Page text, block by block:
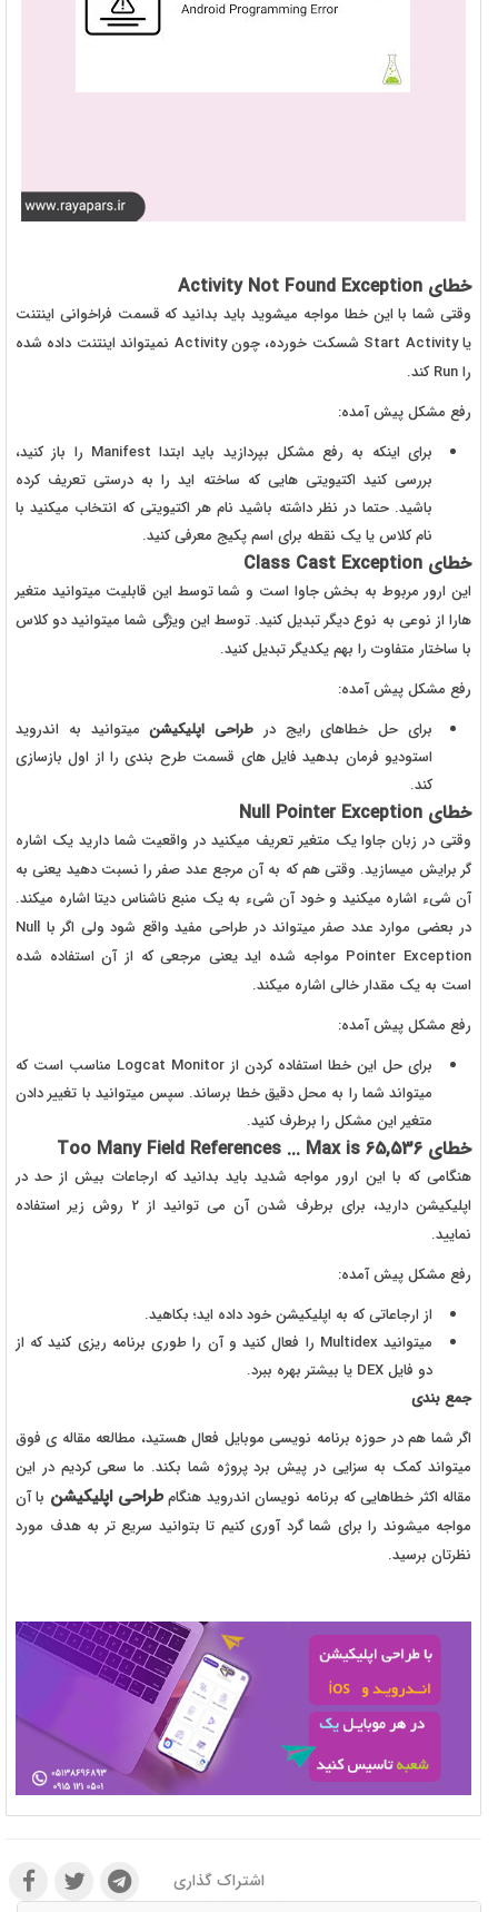
خطای Activity Not Found Exception
وقتی شما با این خطا مواجه میشوید باید بدانید که قسمت فراخوانی اینتنت
یا Start Activity شسکت خورده، چون Activity نمیتواند اینتنت داده شده
را Run کند.
رفع مشکل پیش آمده:
برای اینکه به رفع مشکل بپردازید باید ابتدا Manifest را باز کنید،
بررسی کنید اکتیویتی هایی که ساخته اید را به درستی تعریف کرده
باشید. حتما در نظر داشته باشید نام هر اکتیویتی که انتخاب میکنید با
نام کلاس یا یک نقطه برای اسم پکیج معرفی کنید.
خطای Class Cast Exception
این ارور مربوط به بخش جاوا است و شما توسط این قابلیت میتوانید متغیر
هارا از نوعی به نوع دیگر تبدیل کنید. توسط این ویژگی شما میتوانید دو کلاس
با ساختار متفاوت را بهم یکدیگر تبدیل کنید.
رفع مشکل پیش آمده:
برای حل خطاهای رایج در طراحی اپلیکیشنمیتوانید به اندروید
استودیو فرمان بدهید فایل های قسمت طرح بندی را از اول بازسازی
کند.
خطای Null Pointer Exception
وقتی در زبان جاوا یک متغیر تعریف میکنید در واقعیت شما دارید یک اشاره
گر برایش میسازید. وقتی هم که به آن مرجع عدد صفر را نسبت دهید یعنی به
آن شیء اشاره میکنید و خود آن شیء به یک منبع ناشناس دیتا اشاره میکند.
در بعضی موارد عدد صفر میتواند در طراحی مفید واقع شود ولی اگر با Null
Pointer Exception مواجه شده اید یعنی مرجعی که از آن استفاده شده
است به یک مقدار خالی اشاره میکند.
رفع مشکل پیش آمده:
برای حل این خطا استفاده کردن از Logcat Monitor مناسب است که
میتواند شما را به محل دقیق خطا برساند. سپس میتوانید با تغییر دادن
متغیر این مشکل را برطرف کنید.
خطای Too Many Field References ... Max is 65,536
هنگامی که با این ارور مواجه شدید باید بدانید که ارجاعات بیش از حد در
اپلیکیشن دارید، برای برطرف شدن آن می توانید از 2 روش زیر استفاده
نمایید.
رفع مشکل پیش آمده:
از ارجاعاتی که به اپلیکیشن خود داده اید؛ بکاهید.
میتوانید Multidex را فعال کنید و آن را طوری برنامه ریزی کنید که از
دو فایل DEX یا بیشتر بهره ببرد.
جمع بندی
اگر شما هم در حوزه برنامه نویسی موبایل فعال هستید، مطالعه مقاله ی فوق
میتواند کمک به سزایی در پیش برد پروژه شما بکند. ما سعی کردیم در این
مقاله اکثر خطاهایی که برنامه نویسان اندروید هنگامطراحی اپلیکیشن با آن
مواجه میشوند را برای شما گرد آوری کنیم تا بتوانید سریع تر به هدف مورد
نظرتان برسید.
اشتراک گذاری